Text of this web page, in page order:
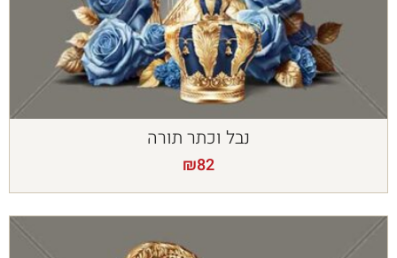
נבל וכתר תורה
₪82